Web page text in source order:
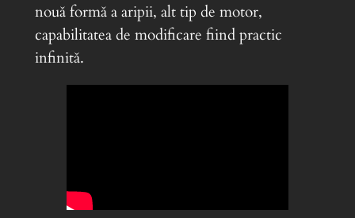
nouă formă a aripii, alt tip de motor,
capabilitatea de modificare fiind practic
infinită.